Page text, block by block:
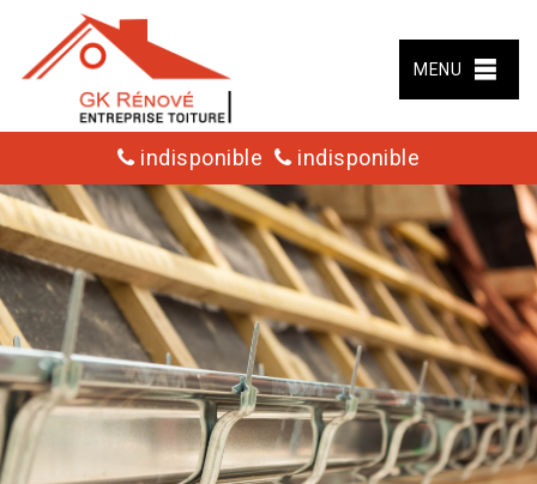
MENU
indisponible indisponible